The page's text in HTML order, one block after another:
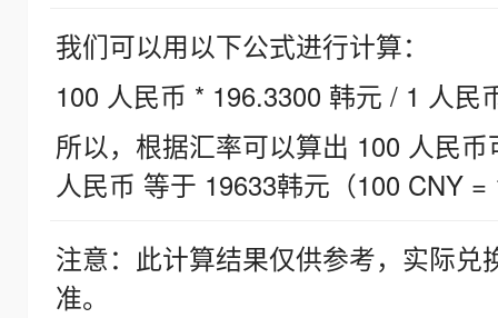
我们可以用以下公式进行计算：
100 人民币 * 196.3300 韩元 / 1 人民
所以，根据汇率可以算出 100 人民
人民币 等于 19633韩元（100 CNY =
注意：此计算结果仅供参考，实际
准。